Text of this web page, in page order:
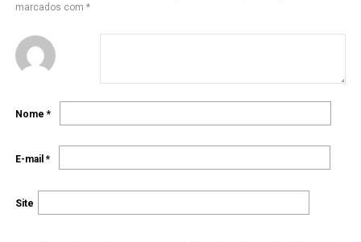
marcados com *
Nome *
E-mail *
Site